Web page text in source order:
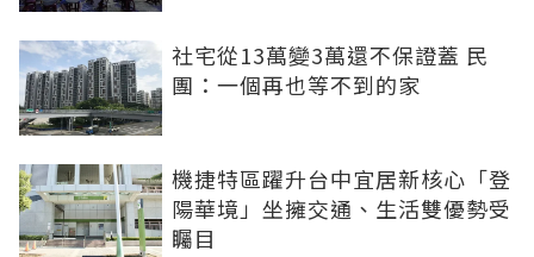
社宅從13萬變3萬還不保證蓋 民
團：一個再也等不到的家
機捷特區躍升台中宜居新核心「登
陽華境」坐擁交通、生活雙優勢受
矚目